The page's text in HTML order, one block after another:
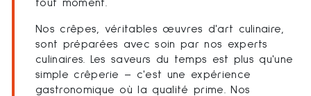
tout moment.
Nos crêpes, véritables œuvres d'art culinaire,
sont préparées avec soin par nos experts
culinaires. Les saveurs du temps est plus qu'une
simple crêperie – c'est une expérience
gastronomique où la qualité prime. Nos